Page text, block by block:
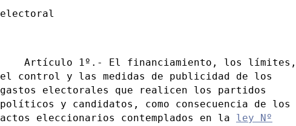
electoral
Artículo 1º.- El financiamiento, los límites,
el control y las medidas de publicidad de los
gastos electorales que realicen los partidos
políticos y candidatos, como consecuencia de los
actos eleccionarios contemplados en la ley Nº